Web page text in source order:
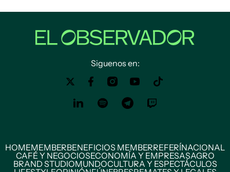
Siguenos en:
HOMEMEMBERBENEFICIOS MEMBERREFERÍNACIONAL
CAFÉ Y NEGOCIOSECONOMÍA Y EMPRESASAGRO
BRAND STUDIOMUNDOCULTURA Y ESPECTÁCULOS